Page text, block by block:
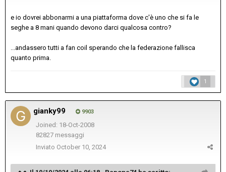
e io dovrei abbonarmi a una piattaforma dove c'è uno che si fa le
seghe a 8 mani quando devono darci qualcosa contro?
...andassero tutti a fan coil sperando che la federazione fallisca
quanto prima.
1
gianky99 9903
Joined: 18-Oct-2008
82827 messaggi
Inviato October 10, 2024